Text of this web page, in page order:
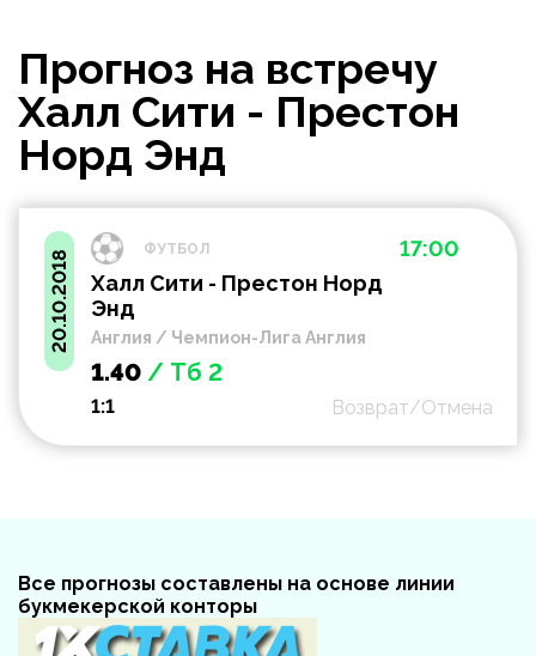
Прогноз на встречу
Халл Сити - Престон
Норд Энд
ФУТБОЛ
20.10.2018
17:00
Халл Сити - Престон Норд
Энд
Англия / Чемпион-Лига Англия
1.40/ Тб 2
1:1 Возврат/Отмена
Все прогнозы составлены на основе линии
букмекерской конторы